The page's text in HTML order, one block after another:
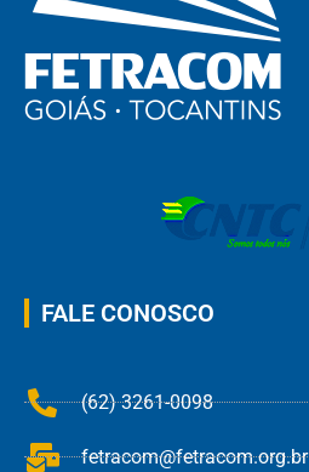
FALE CONOSCO
(62) 3261-0098
fetracom@fetracom.org.br